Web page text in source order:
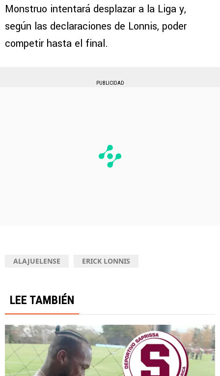
Monstruo intentará desplazar a la Liga y,
según las declaraciones de Lonnis, poder
competir hasta el final.
PUBLICIDAD
ALAJUELENSE ERICK LONNIS
LEE TAMBIÉN